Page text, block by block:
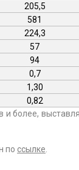
205,5
581
224,3
57
94
0,7
1,30
0,82
более,
по ссылке